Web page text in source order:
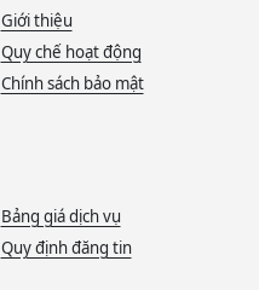
Giới thiệu
Quy chế hoạt động
Chính sách bảo mật
Bảng giá dịch vụ
Quy định đăng tin